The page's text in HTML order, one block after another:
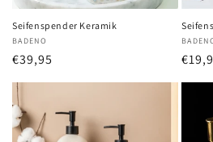
Seifenspender Keramik
Anbieter:
BADENO
Normaler
€39,95